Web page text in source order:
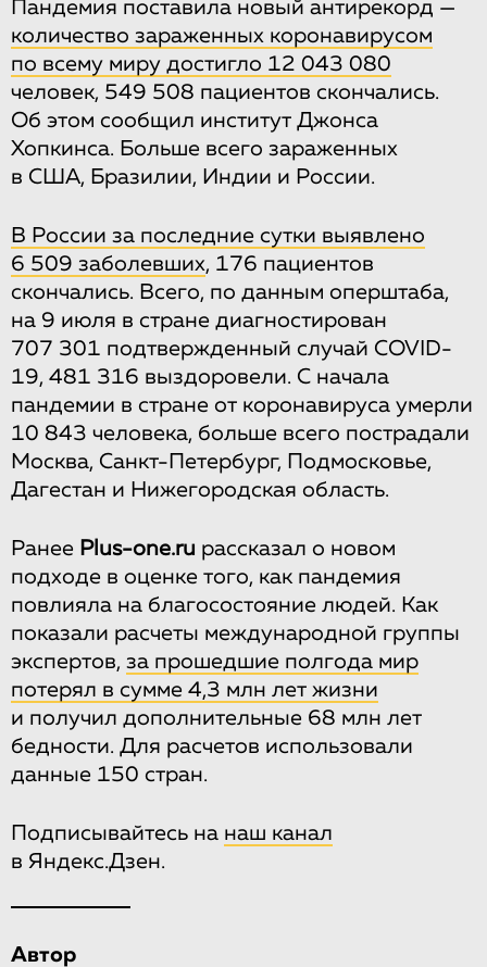
Пандемия поставила новый антирекорд —
количество зараженных коронавирусом
по всему миру достигло 12 043 080
человек, 549 508 пациентов скончались.
Об этом сообщил институт Джонса
Хопкинса. Больше всего зараженных
в США, Бразилии, Индии и России.
В России за последние сутки выявлено
6 509 заболевших, 176 пациентов
скончались. Всего, по данным оперштаба,
на 9 июля в стране диагностирован
707 301 подтвержденный случай COVID-
19, 481 316 выздоровели. С начала
пандемии в стране от коронавируса умерли
10 843 человека, больше всего пострадали
Москва, Санкт-Петербург, Подмосковье,
Дагестан и Нижегородская область.
Ранее Plus-one.ru рассказал о новом
подходе в оценке того, как пандемия
повлияла на благосостояние людей. Как
показали расчеты международной группы
экспертов, за прошедшие полгода мир
потерял в сумме 4,3 млн лет жизни
и получил дополнительные 68 млн лет
бедности. Для расчетов использовали
данные 150 стран.
Подписывайтесь на наш канал
в Яндекс.Дзен.
Автор